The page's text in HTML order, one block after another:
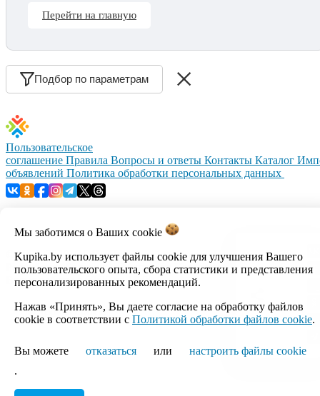
Перейти на главную
Подбор по параметрам
Мы заботимся о Ваших cookie
Kupika.by использует файлы cookie для улучшения Вашего
пользовательского опыта, сбора статистики и представления
персонализированных рекомендаций.
Нажав «Принять», Вы даете согласие на обработку файлов
cookie в соответствии с Политикой обработки файлов cookie.
Вы можете отказаться или
настроить файлы cookie
.
Пользовательское
соглашение Правила Вопросы и ответы Контакты Каталог
объявлений Политика обработки персональных данных
© 1999–2026, ООО «Открытый контакт». УНП 100008738.
Республика Беларусь, г.Минск, ул.Кальварийская, 17-518.
Время работы с 09:00 до 18:00.
Настройка cookie